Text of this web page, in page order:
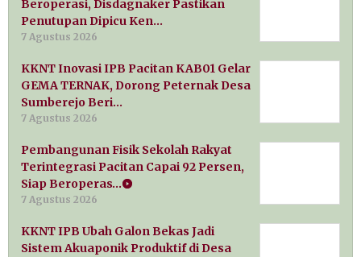
Beroperasi, Disdagnaker Pastikan
Penutupan Dipicu Ken…
7 Agustus 2026
KKNT Inovasi IPB Pacitan KAB01 Gelar
GEMA TERNAK, Dorong Peternak Desa
Sumberejo Beri…
7 Agustus 2026
Pembangunan Fisik Sekolah Rakyat
Terintegrasi Pacitan Capai 92 Persen,
Siap Beroperas…
7 Agustus 2026
KKNT IPB Ubah Galon Bekas Jadi
Sistem Akuaponik Produktif di Desa